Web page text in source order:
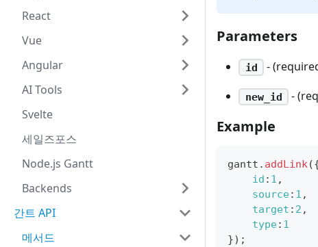
React
Vue
Angular
AI Tools
Svelte
세일즈포스
Node.js Gantt
Backends
간트 API
메서드
Parameters
id -
new_id -
Example
gantt . addLink(
id : 1 ,
source: 1 ,
target : 2 ,
type: 1
}) ;